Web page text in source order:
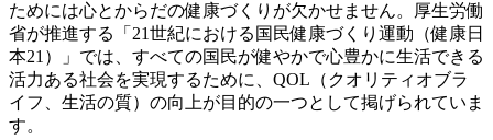
ためには心とからだの健康づくりが欠かせません。厚生労働
省が推進する「21世紀における国民健康づくり運動（健康日
本21）」では、すべての国民が健やかで心豊かに生活できる
活力ある社会を実現するために、QOL（クオリティオブラ
イフ、生活の質）の向上が目的の一つとして掲げられていま
す。